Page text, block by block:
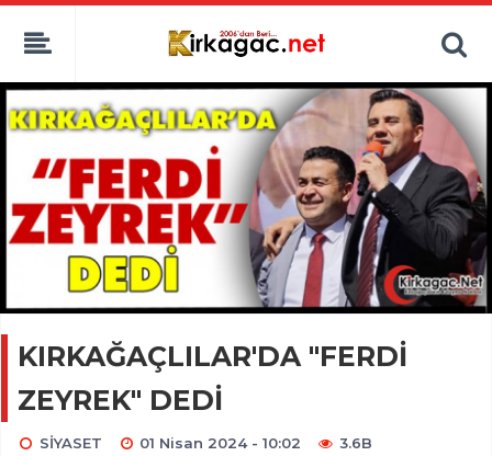
KIRKAĞAÇLILAR'DA "FERDİ
ZEYREK" DEDİ
SİYASET 01 Nisan 2024 - 10:02 3.6B